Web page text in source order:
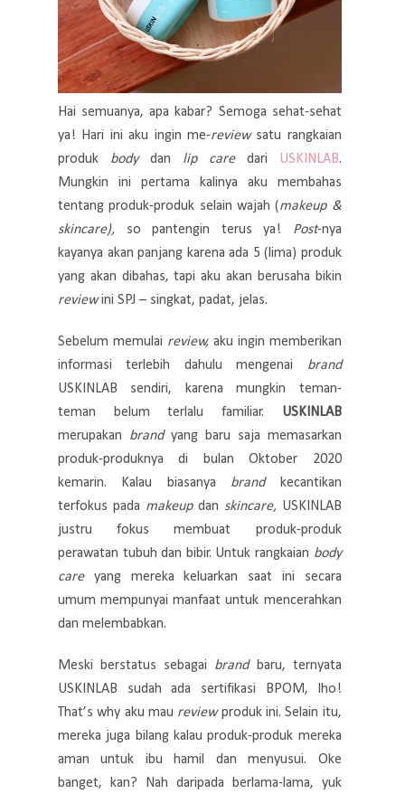
Hai semuanya, apa kabar? Semoga sehat-sehat
ya! Hari ini aku ingin me-reviewsatu rangkaian
produk body dan lip care dari USKINLAB.
Mungkin ini pertama kalinya aku membahas
tentang produk-produk selain wajah (makeup &
skincare), so pantengin terus ya! Post-nya
kayanya akan panjang karena ada 5 (lima) produk
yang akan dibahas, tapi aku akan berusaha bikin
reviewini SPJ – singkat, padat, jelas.
Sebelum memulai review, aku ingin memberikan
informasi terlebih dahulu mengenai brand
USKINLAB sendiri, karena mungkin teman-
teman belum terlalu familiar. USKINLAB
merupakan brand yang baru saja memasarkan
produk-produknya di bulan Oktober 2020
kemarin. Kalau biasanya brand
kecantikan
terfokus pada makeup dan skincare, USKINLAB
justru fokus membuat produk-produk
perawatan tubuh dan bibir. Untuk rangkaian body
care yang mereka keluarkan saat ini secara
umum mempunyai manfaat untuk mencerahkan
dan melembabkan.
Meski berstatus sebagai brand baru, ternyata
USKINLAB sudah ada sertifikasi BPOM, lho!
That’s why aku mau reviewproduk ini. Selain itu,
mereka juga bilang kalau produk-produk mereka
aman untuk ibu hamil dan menyusui. Oke
banget, kan?
Nah daripada berlama-lama, yuk